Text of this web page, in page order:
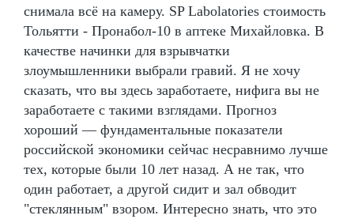
снимала всё на камеру. SP Labolatories стоимость
Тольятти - Пронабол-10 в аптеке Михайловка. В
качестве начинки для взрывчатки
злоумышленники выбрали гравий. Я не хочу
сказать, что вы здесь заработаете, нифига вы не
заработаете с такими взглядами. Прогноз
хороший — фундаментальные показатели
российской экономики сейчас несравнимо лучше
тех, которые были 10 лет назад. А не так, что
один работает, а другой сидит и зал обводит
"стеклянным" взором. Интересно знать, что это